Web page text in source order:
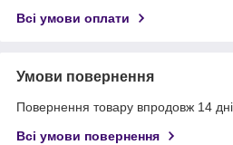
Всі умови оплати
Умови повернення
Повернення товару впродовж 14
Всі умови повернення